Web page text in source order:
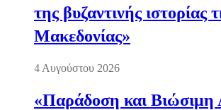
της βυζαντινής ιστορίας
Μακεδονίας»
4 Αυγούστου 2026
«Παράδοση και Βιώσιμη